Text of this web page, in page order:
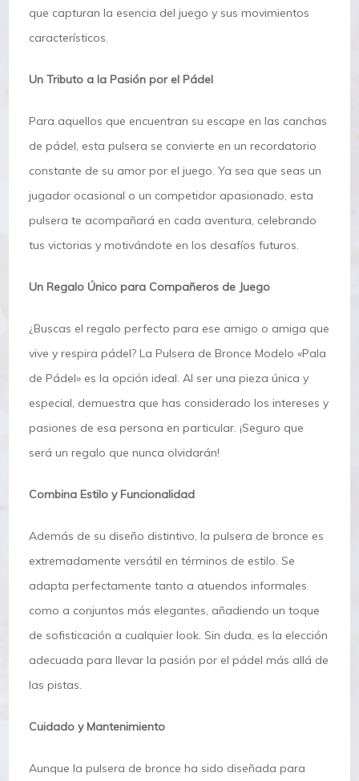
que capturan la esencia del juego y sus movimientos
característicos.
Un Tributo a la Pasión por el Pádel
Para aquellos que encuentran su escape en las canchas
de pádel, esta pulsera se convierte en un recordatorio
constante de su amor por el juego. Ya sea que seas un
jugador ocasional o un competidor apasionado, esta
pulsera te acompañará en cada aventura, celebrando
tus victorias y motivándote en los desafíos futuros.
Un Regalo Único para Compañeros de Juego
¿Buscas el regalo perfecto para ese amigo o amiga que
vive y respira pádel? La Pulsera de Bronce Modelo «Pala
de Pádel» es la opción ideal. Al ser una pieza única y
especial, demuestra que has considerado los intereses y
pasiones de esa persona en particular. ¡Seguro que
será un regalo que nunca olvidarán!
Combina Estilo y Funcionalidad
Además de su diseño distintivo, la pulsera de bronce es
extremadamente versátil en términos de estilo. Se
adapta perfectamente tanto a atuendos informales
como a conjuntos más elegantes, añadiendo un toque
de sofisticación a cualquier look. Sin duda, es la elección
adecuada para llevar la pasión por el pádel más allá de
las pistas.
Cuidado y Mantenimiento
Aunque la pulsera de bronce ha sido diseñada para